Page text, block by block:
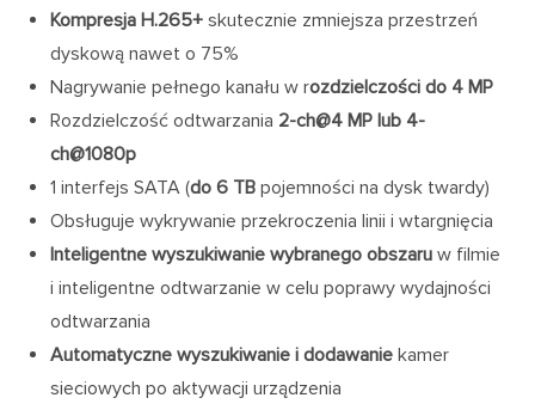
Kompresja H.265+ skutecznie zmniejsza przestrzeń
dyskową nawet o 75%
Nagrywanie pełnego kanału w rozdzielczości do 4 MP
Rozdzielczość odtwarzania 2-ch@4 MP lub 4-
ch@1080p
1 interfejs SATA (do 6 TB pojemności na dysk twardy)
Obsługuje wykrywanie przekroczenia linii i wtargnięcia
Inteligentne wyszukiwanie wybranego obszaru w filmie
i inteligentne odtwarzanie w celu poprawy wydajności
odtwarzania
Automatyczne wyszukiwanie i dodawanie kamer
sieciowych po aktywacji urządzenia